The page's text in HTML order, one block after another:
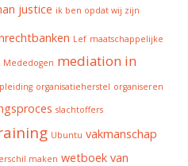
justice ik ben opdat wij zijn
Lef maatschappelijke
Mededogen mediation in
organisatieherstel organiseren
slachtoffers
Ubuntu vakmanschap
maken wetboek van